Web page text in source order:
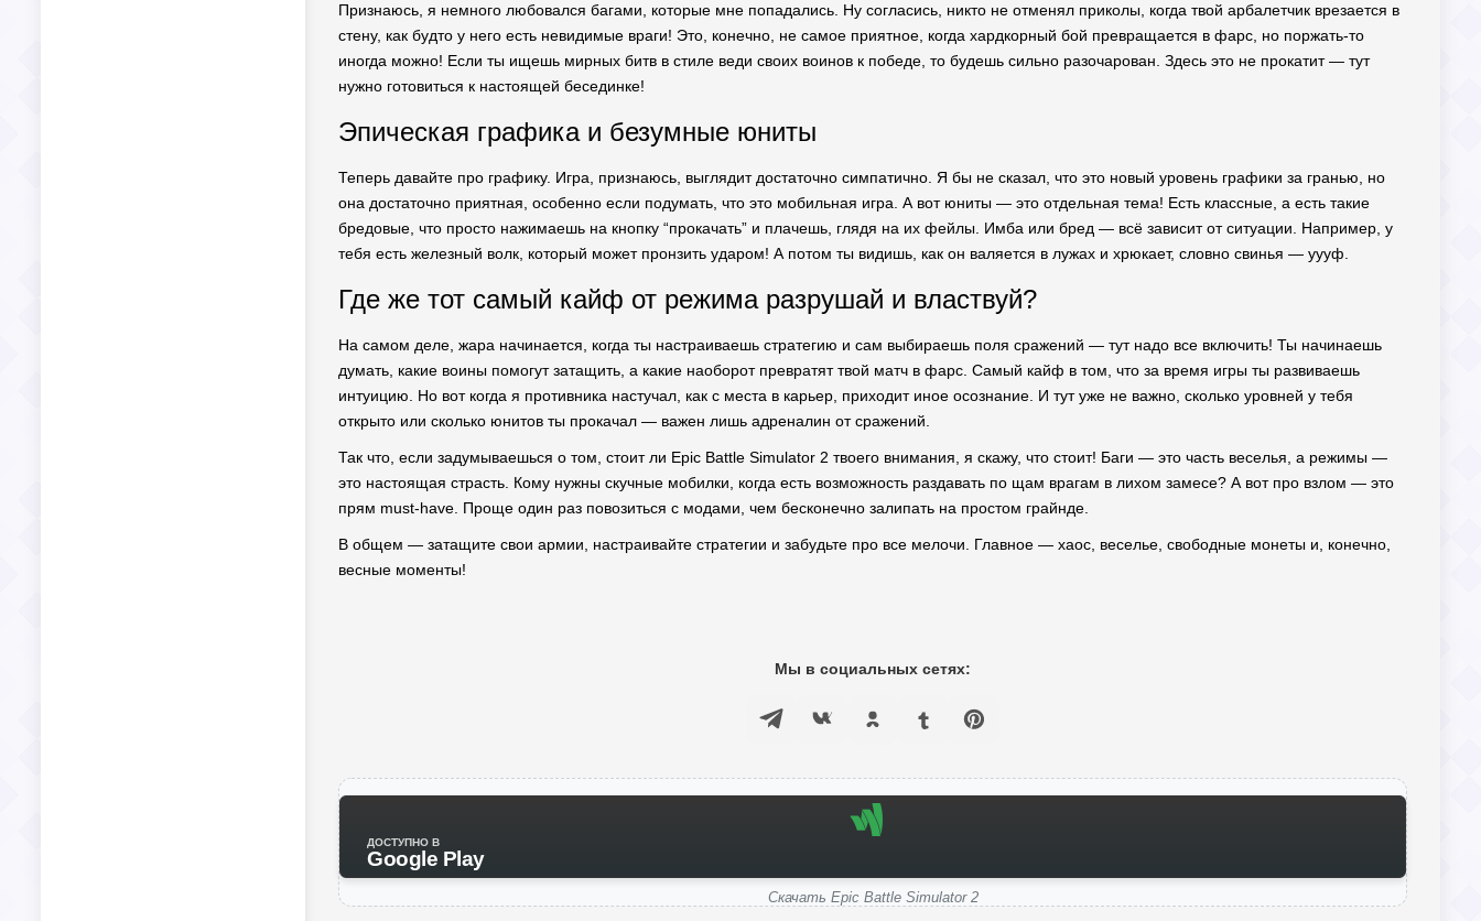
Признаюсь, я немного любовался багами, которые мне попадались. Ну согласись, никто не отменял приколы, когда твой арбалетчик врезается в
стену, как будто у него есть невидимые враги! Это, конечно, не самое приятное, когда хардкорный бой превращается в фарс, но поржать-то
иногда можно! Если ты ищешь мирных битв в стиле веди своих воинов к победе, то будешь сильно разочарован. Здесь это не прокатит — тут
нужно готовиться к настоящей бесединке!
Эпическая графика и безумные юниты
Теперь давайте про графику. Игра, признаюсь, выглядит достаточно симпатично. Я бы не сказал, что это новый уровень графики за гранью, но
она достаточно приятная, особенно если подумать, что это мобильная игра. А вот юниты — это отдельная тема! Есть классные, а есть такие
бредовые, что просто нажимаешь на кнопку “прокачать” и плачешь, глядя на их фейлы. Имба или бред — всё зависит от ситуации. Например, у
тебя есть железный волк, который может пронзить ударом! А потом ты видишь, как он валяется в лужах и хрюкает, словно свинья — уууф.
Где же тот самый кайф от режима разрушай и властвуй?
На самом деле, жара начинается, когда ты настраиваешь стратегию и сам выбираешь поля сражений — тут надо все включить! Ты начинаешь
думать, какие воины помогут затащить, а какие наоборот превратят твой матч в фарс. Самый кайф в том, что за время игры ты развиваешь
интуицию. Но вот когда я противника настучал, как с места в карьер, приходит иное осознание. И тут уже не важно, сколько уровней у тебя
открыто или сколько юнитов ты прокачал — важен лишь адреналин от сражений.
Так что, если задумываешься о том, стоит ли Epic Battle Simulator 2 твоего внимания, я скажу, что стоит! Баги — это часть веселья, а режимы —
это настоящая страсть. Кому нужны скучные мобилки, когда есть возможность раздавать по щам врагам в лихом замесе? А вот про взлом — это
прям must-have. Проще один раз повозиться с модами, чем бесконечно залипать на простом грайнде.
В общем — затащите свои армии, настраивайте стратегии и забудьте про все мелочи. Главное — хаос, веселье, свободные монеты и, конечно,
весные моменты!
Мы в социальных сетях:
ДОСТУПНО В
Google Play
Скачать Epic Battle Simulator 2